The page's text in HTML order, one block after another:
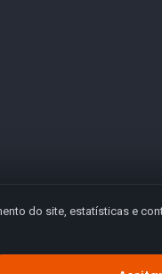
do site, estatísticas e